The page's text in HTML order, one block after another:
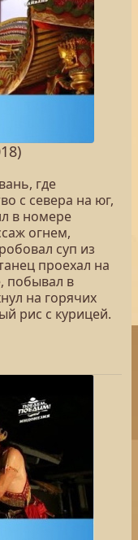
где
с севера на юг,
в номере
огнем,
суп из
проехал на
побывал в
на горячих
рис с курицей.